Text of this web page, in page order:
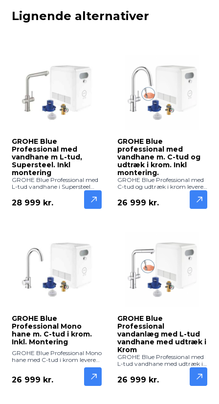
Lignende alternativer
GROHE Blue
Professional med
vandhane m L-tud,
Supersteel. Inkl
montering
GROHE Blue Professional med
L-tud vandhane i Supersteel
leverer frisk, filtreret og afkølet
vand direkte fra hanen.
Professionel løsning med
28 999 kr.
GROHE Blue
professional med
vandhane m. C-tud og
udtræk i krom. Inkl
montering.
GROHE Blue Professional med
C-tud og udtræk i krom leverer
frisk, filtreret og afkølet vand
direkte fra hanen. Professionel
løsning med elegant design –
26 999 kr.
GROHE Blue
Professional Mono
hane m. C-tud i krom.
Inkl. Montering
GROHE Blue Professional Mono
hane med C-tud i krom leverer
frisk, filtreret og afkølet vand
direkte fra hanen. Professionel
løsning med elegant design –
26 999 kr.
GROHE Blue
Professional
vandanlæg med L-tud
vandhane med udtræk i
Krom
GROHE Blue Professional med
L-tud vandhane med udtræk i
krom leverer frisk, filtreret og
afkølet vand direkte fra hanen.
Elegant og funktionel løsning til
26 999 kr.